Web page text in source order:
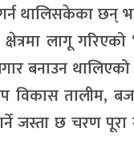
थालिसकेका छन्
लागू
बनाउन
विकास तालीम,
छ चरण पूरा